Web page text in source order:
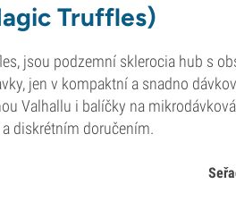
Truffles)
jsou podzemní sklerocia hub s
jen v kompaktní a snadno
Valhallu i balíčky na
diskrétním doručením.